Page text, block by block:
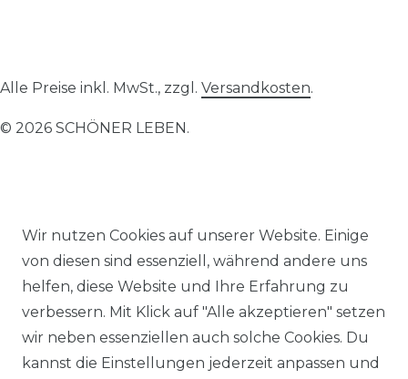
Wir nutzen Cookies auf unserer Website. Einige
von diesen sind essenziell, während andere uns
helfen, diese Website und Ihre Erfahrung zu
verbessern. Mit Klick auf "Alle akzeptieren" setzen
wir neben essenziellen auch solche Cookies. Du
kannst die Einstellungen jederzeit anpassen und
Alle Preise inkl. MwSt., zzgl. Versandkosten.
© 2026 SCHÖNER LEBEN.
Impressum Daten­schutz­erklärung AGB
Barrierefreiheitserklärung Widerrufs­recht